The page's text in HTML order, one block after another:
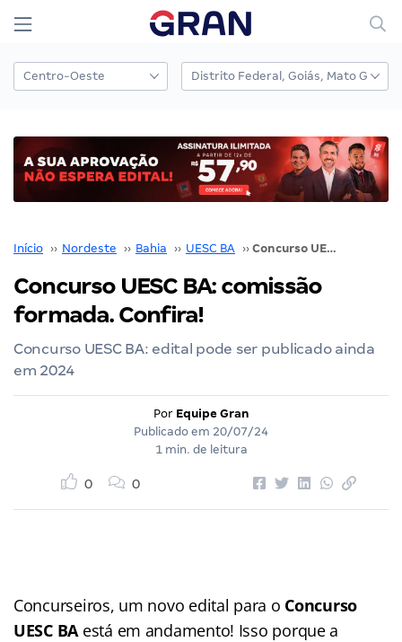
Início ›› Nordeste ›› Bahia ›› UESC BA ›› Concurso UESC BA: comissão formada. Confira!
Concurso UESC BA: comissão
formada. Confira!
Concurso UESC BA: edital pode ser publicado ainda
em 2024
Por Equipe Gran
Publicado em 20/07/24
1 min. de leitura
0 0
Concurseiros, um novo edital para o Concurso
UESC BAestá em andamento! Isso porque a